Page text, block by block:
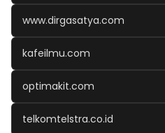
www.dirgasatya.com
kafeilmu.com
optimakit.com
telkomtelstra.co.id